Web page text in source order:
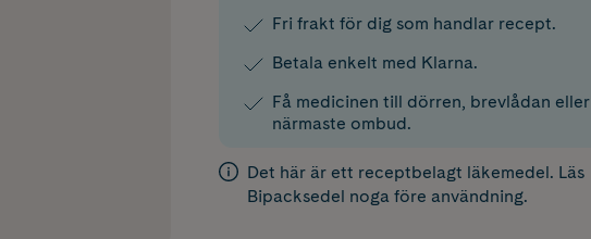
Fri frakt för dig som handlar recept.
Betala enkelt med Klarna.
Få medicinen till dörren, brevlådan eller
närmaste ombud.
Det här är ett receptbelagt läkemedel. Läs
Bipacksedel noga före användning.